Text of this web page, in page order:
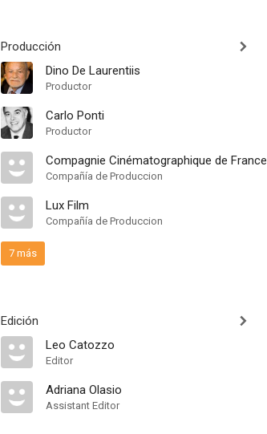
Producción
Dino De Laurentiis
Productor
Carlo Ponti
Productor
Compagnie Cinématographique de France
Compañía de Produccion
Lux Film
Compañía de Produccion
7 más
Edición
Leo Catozzo
Editor
Adriana Olasio
Assistant Editor